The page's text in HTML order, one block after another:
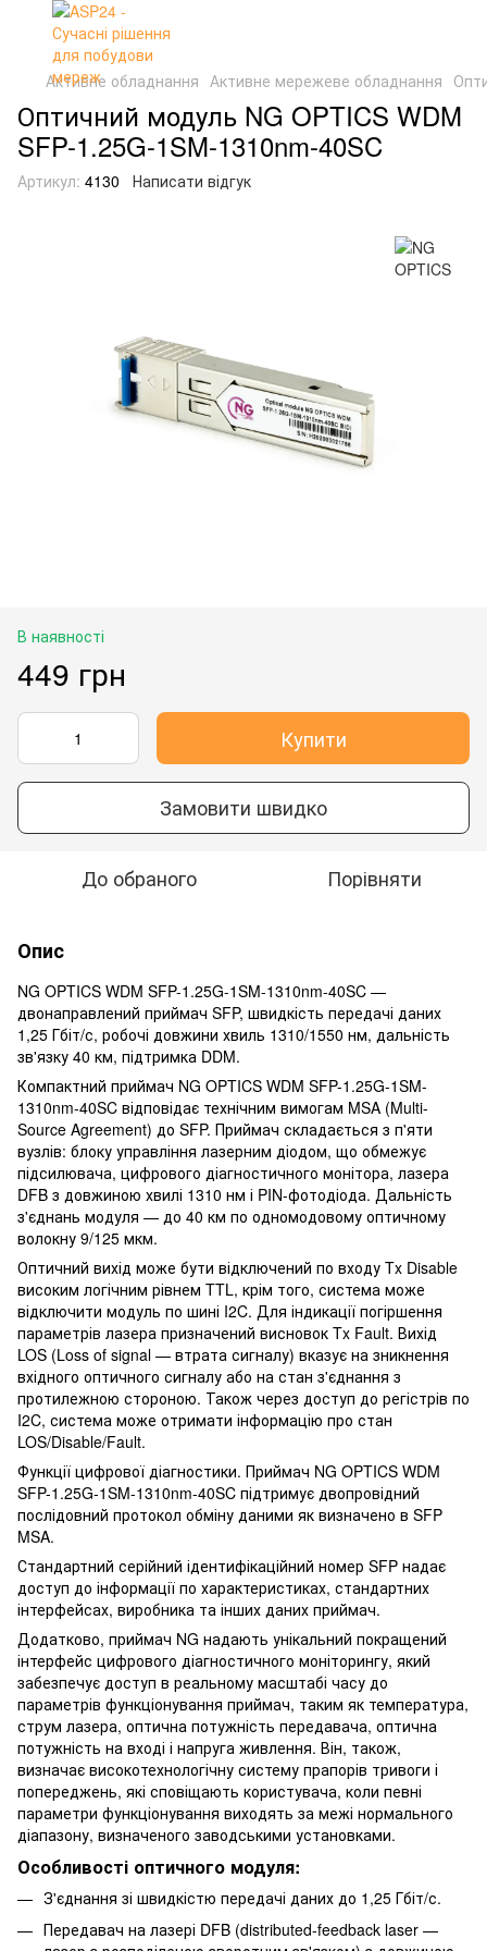
Активне обладнання Активне мережеве обладнання
Оптичний модуль NG OPTICS WDM
SFP-1.25G-1SM-1310nm-40SC
Артикул: 4130 Написати відгук
В наявності
449 грн
Купити
Замовити швидко
До обраного Порівняти
Опис
NG OPTICS WDM SFP-1.25G-1SM-1310nm-40SC —
двонаправлений приймач SFP, швидкість передачі даних
1,25 Гбіт/с, робочі довжини хвиль 1310/1550 нм, дальність
зв'язку 40 км, підтримка DDM.
Компактний приймач NG OPTICS WDM SFP-1.25G-1SM-
1310nm-40SC відповідає технічним вимогам MSA (Multi-
Source Agreement) до SFP. Приймач складається з п'яти
вузлів: блоку управління лазерним діодом, що обмежує
підсилювача, цифрового діагностичного монітора, лазера
DFB з довжиною хвилі 1310 нм і PIN-фотодіода. Дальність
з'єднань модуля — до 40 км по одномодовому оптичному
волокну 9/125 мкм.
Оптичний вихід може бути відключений по входу Tx Disable
високим логічним рівнем TTL, крім того, система може
відключити модуль по шині I2C. Для індикації погіршення
параметрів лазера призначений висновок Tx Fault. Вихід
LOS (Loss of signal — втрата сигналу) вказує на зникнення
вхідного оптичного сигналу або на стан з'єднання з
протилежною стороною. Також через доступ до регістрів по
I2C, система може отримати інформацію про стан
LOS/Disable/Fault.
Функції цифрової діагностики. Приймач NG OPTICS WDM
SFP-1.25G-1SM-1310nm-40SC підтримує двопровідний
послідовний протокол обміну даними як визначено в SFP
MSA.
Стандартний серійний ідентифікаційний номер SFP надає
доступ до інформації по характеристиках, стандартних
інтерфейсах, виробника та інших даних приймач.
Додатково, приймач NG надають унікальний покращений
інтерфейс цифрового діагностичного моніторингу, який
забезпечує доступ в реальному масштабі часу до
параметрів функціонування приймач, таким як температура,
струм лазера, оптична потужність передавача, оптична
потужність на вході і напруга живлення. Він, також,
визначає високотехнологічну систему прапорів тривоги і
попереджень, які сповіщають користувача, коли певні
параметри функціонування виходять за межі нормального
діапазону, визначеного заводськими установками.
Особливості оптичного модуля:
З'єднання зі швидкістю передачі даних до 1,25 Гбіт/с.
Передавач на лазері DFB (distributed-feedback laser —